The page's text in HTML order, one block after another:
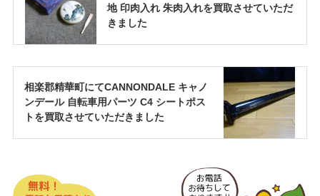
地 印肉入れ 朱肉入れを買取させていただ
きました
相楽郡精華町にてCANNONDALE キャノ
ンデール 自転車用パーツ C4 シートポス
トを買取させていただきました